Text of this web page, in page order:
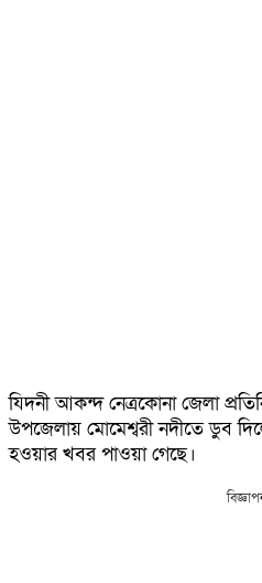
যিদনী আকন্দ নেত্রকোনা জেলা
উপ‌জেলায় মো‌মেশ্বরী নদী‌তে ডুব
হওয়ার খবর পাওয়া গে‌ছে।